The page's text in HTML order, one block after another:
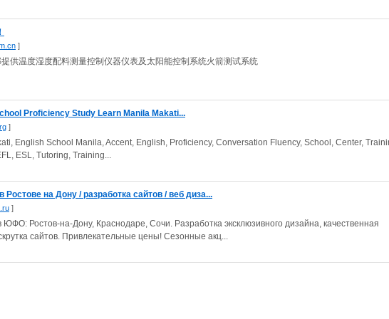
]
供温度湿度配料测量控制仪器仪表及太阳能控制系统火箭测试系统
Proficiency Study Learn Manila Makati...
]
English School Manila, Accent, English, Proficiency, Conversation Fluency, School, Center,
ESL, Tutoring, Training...
Ростове на Дону / разработка сайтов / веб диза...
]
ЮФО: Ростов-на-Дону, Краснодаре, Сочи. Разработка эксклюзивного дизайна, качественная
сайтов. Привлекательные цены! Сезонные акц...